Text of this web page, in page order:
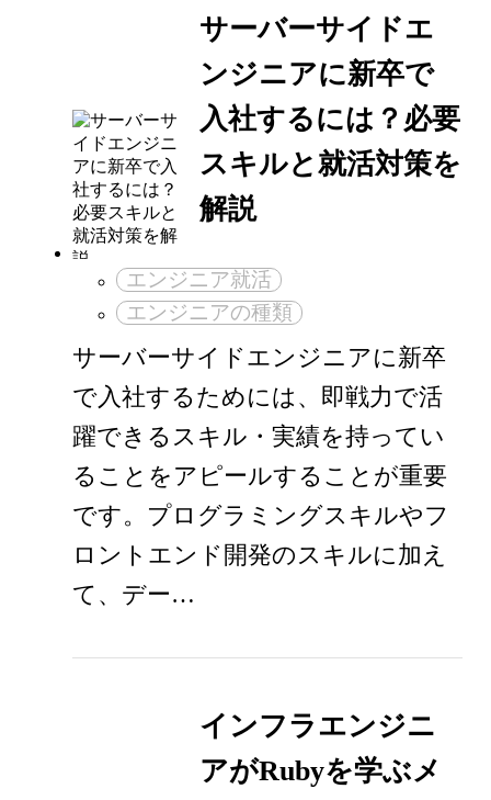
サーバーサイドエ
ンジニアに新卒で
入社するには？必要
スキルと就活対策を
解説
エンジニア就活
エンジニアの種類
サーバーサイドエンジニアに新卒
で入社するためには、即戦力で活
躍できるスキル・実績を持ってい
ることをアピールすることが重要
です。プログラミングスキルやフ
ロントエンド開発のスキルに加え
て、デー…
インフラエンジニ
アがRubyを学ぶメ